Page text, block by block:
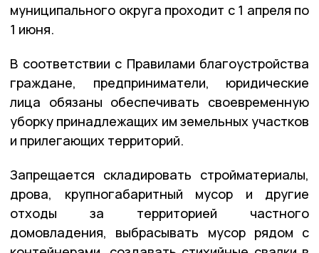
муниципального округа проходит с 1 апреля по
1 июня.
В соответствии с Правилами благоустройства
граждане, предприниматели, юридические
лица обязаны обеспечивать своевременную
уборку принадлежащих им земельных участков
и прилегающих территорий.
Запрещается складировать стройматериалы,
дрова, крупногабаритный мусор и другие
отходы за территорией частного
домовладения, выбрасывать мусор рядом с